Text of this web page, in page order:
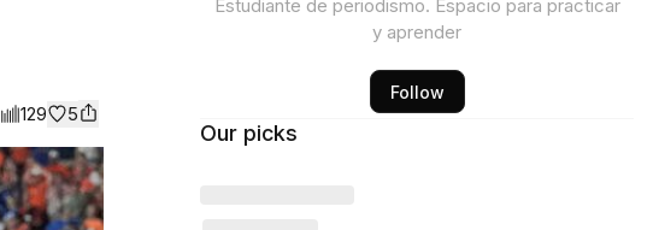
129 5
Estudiante de periodismo. Espacio para practicar
y aprender
Follow
Our picks